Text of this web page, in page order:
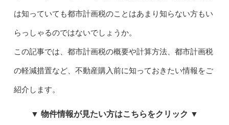
は知っていても都市計画税のことはあまり知らない方もい
らっしゃるのではないでしょうか。
この記事では、都市計画税の概要や計算方法、都市計画税
の軽減措置など、不動産購入前に知っておきたい情報をご
紹介します。
▼ 物件情報が見たい方はこちらをクリック ▼